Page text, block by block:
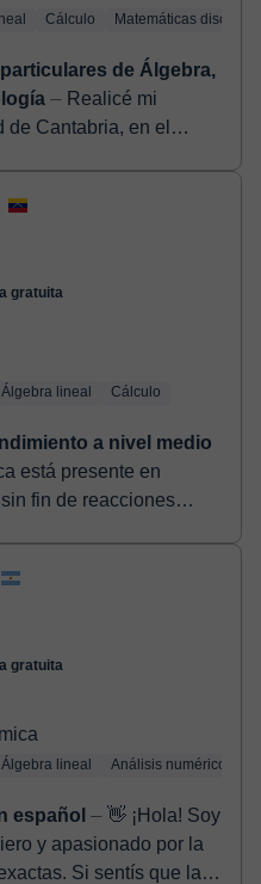
Cálculo Matemáticas discretas
de Álgebra,
⏤ Realicé mi
Cantabria, en el
gratuita
Álgebra lineal Cálculo
a nivel medio
fin de reacciones
gratuita
Álgebra lineal Análisis numérico
español ⏤ 👋 ¡Hola! Soy
y apasionado por la
que las